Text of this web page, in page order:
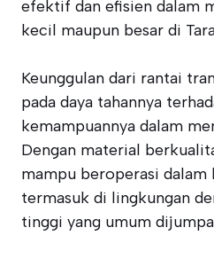
efektif dan efisien dalam
kecil maupun besar di
Keunggulan dari rantai
pada daya tahannya
kemampuannya dalam
Dengan material
mampu beroperasi dalam
termasuk di lingkungan
tinggi yang umum